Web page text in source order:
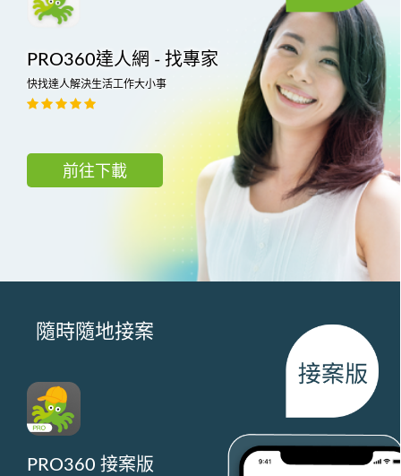
PRO360達人網 - 找專家
快找達人解決生活工作大小事
前往下載
隨時隨地接案
PRO360 接案版